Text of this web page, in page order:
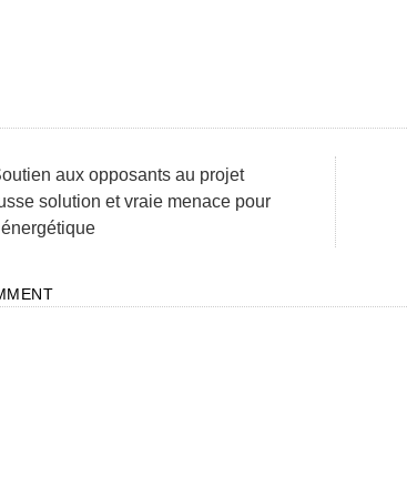
aux opposants au projet
solution et vraie menace pour